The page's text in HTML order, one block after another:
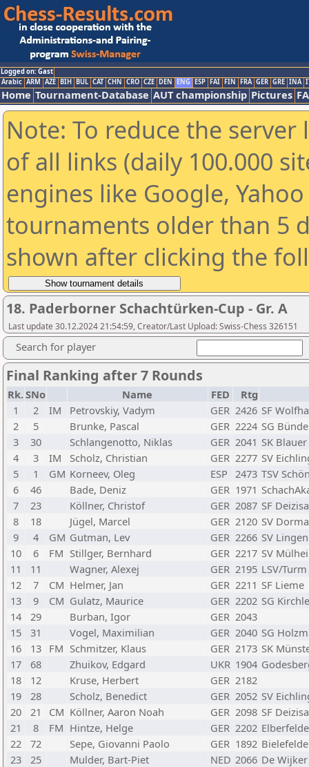
Logged on: Gast
Arabic ARM AZE BIH BUL CAT CHN CRO CZE DEN ENG ESP FAI FIN FRA GER GRE INA
Home Tournament-Database AUT championship Pictures
Note: To reduce the
of all links (daily 100.000
engines like Google,
tournaments older than 5
shown after clicking the
18. Paderborner Schachtürken-Cup - Gr. A
Last update 30.12.2024 21:54:59, Creator/Last Upload: Swiss-Chess 326151
Search for player
Final Ranking after 7 Rounds
Rk.SNo Name FED
Rtg
1
2 IM Petrovskiy, Vadym GER 2426 SF
2
5 Brunke, Pascal GER 2224 SG Bünde
3
30 Schlangenotto, Niklas GER 2041 SK
4
3 IM Scholz, Christian GER 2277 SV
5
1 GM Korneev, Oleg ESP 2473 TSV
6
46 Bade, Deniz GER 1971
7
23 Köllner, Christof GER 2087 SF
8
18 Jügel, Marcel GER 2120 SV
9
4 GM Gutman, Lev GER 2266 SV Lingen
10
6 FM Stillger, Bernhard GER 2217 SV
11
11 Wagner, Alexej GER 2195 LSV/
12
7 CM Helmer, Jan GER 2211 SF Lieme
13
9 CM Gulatz, Maurice GER 2202 SG
14
29 Burban, Igor GER 2043
15
31 Vogel, Maximilian GER 2040 SG
16
13 FM Schmitzer, Klaus GER 2173 SK
17
68 Zhuikov, Edgard UKR 1904
18
12 Kruse, Herbert GER 2182
19
28 Scholz, Benedict GER 2052 SV
20
21 CM Köllner, Aaron Noah GER 2098 SF
21
8 FM Hintze, Helge GER 2202
22
72 Sepe, Giovanni Paolo GER 1892
23
25 Mulder, Bart-Piet NED 2066 De